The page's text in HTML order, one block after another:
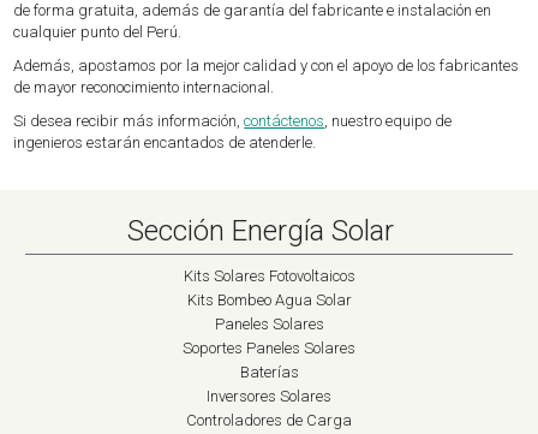
de forma gratuita, además de garantía del fabricante e instalación en
cualquier punto del Perú.
Además, apostamos por la mejor calidad y con el apoyo de los fabricantes
de mayor reconocimiento internacional.
Si desea recibir más información,contáctenos, nuestro equipo de
ingenieros estarán encantados de atenderle.
Sección Energía Solar
Kits Solares Fotovoltaicos
Kits Bombeo Agua Solar
Paneles Solares
Soportes Paneles Solares
Baterías
Inversores Solares
Controladores de Carga